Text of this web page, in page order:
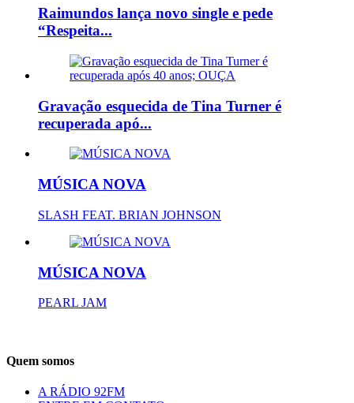
Raimundos lança novo single e pede
“Respeita...
Gravação esquecida de Tina Turner é
recuperada apó...
MÚSICA NOVA
SLASH FEAT. BRIAN JOHNSON
MÚSICA NOVA
PEARL JAM
Quem somos
A RÁDIO 92FM